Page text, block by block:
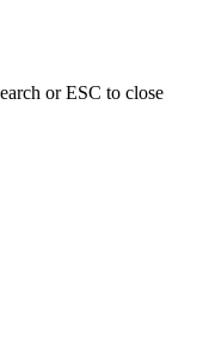
or ESC to close